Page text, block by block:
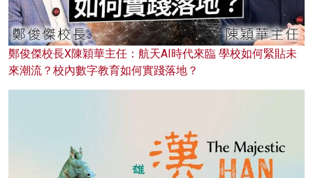
鄭俊傑校長X陳穎華主任：航天AI時代來臨 學校如何緊貼未
來潮流？校內數字教育如何實踐落地？